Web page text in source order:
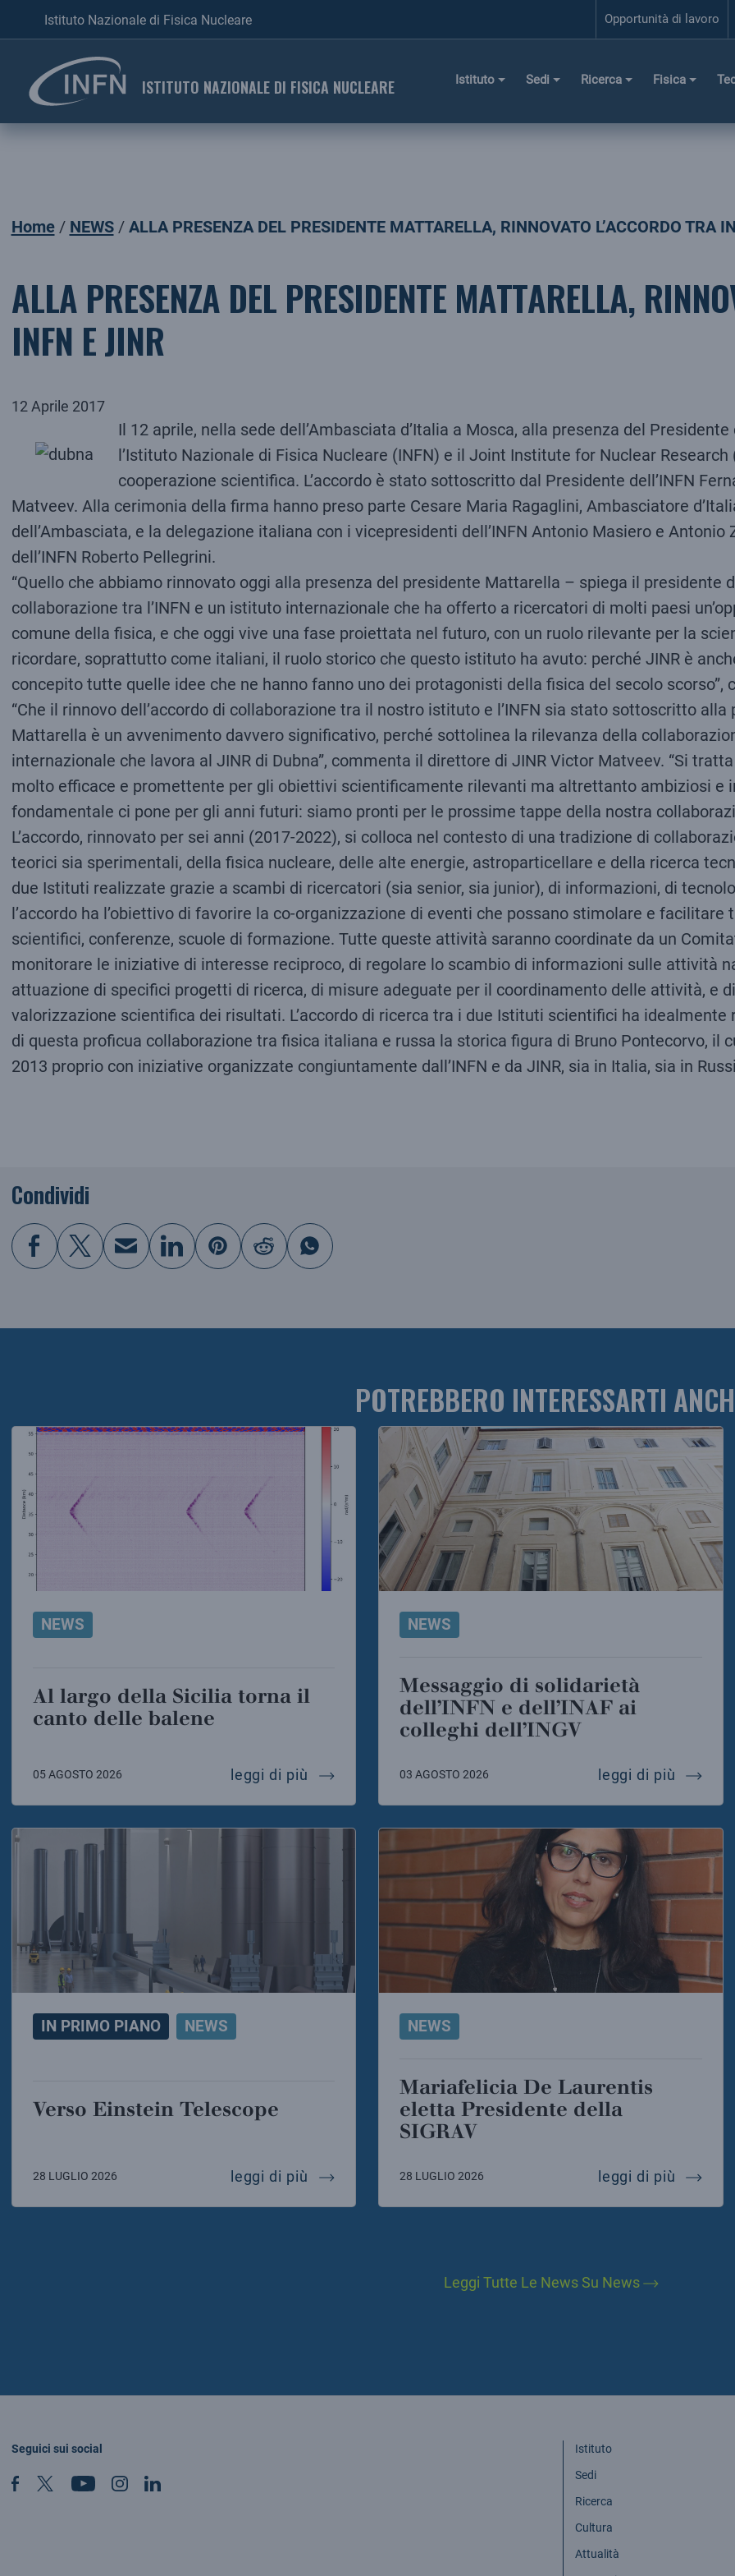
Istituto Nazionale di Fisica Nucleare Opportunità di lavoro
ISTITUTO NAZIONALE DI FISICA NUCLEARE Istituto Sedi Ricerca Fisica
Home NEWS ALLA PRESENZA DEL PRESIDENTE MATTARELLA, RINNOVATO L’ACCORDO TRA
ALLA PRESENZA DEL PRESIDENTE MATTARELLA,
INFN E JINR
12 Aprile 2017
Il 12 aprile, nella sede dell’Ambasciata d’Italia a Mosca, alla presenza del
l’Istituto Nazionale di Fisica Nucleare (INFN) e il Joint Institute for Nuclear
cooperazione scientifica. L’accordo è stato sottoscritto dal Presidente dell’INFN
Matveev. Alla cerimonia della firma hanno preso parte Cesare Maria Ragaglini, Ambasciatore
dell’Ambasciata, e la delegazione italiana con i vicepresidenti dell’INFN Antonio Masiero e
dell’INFN Roberto Pellegrini.
“Quello che abbiamo rinnovato oggi alla presenza del presidente Mattarella – spiega il presidente
collaborazione tra l’INFN e un istituto internazionale che ha offerto a ricercatori di molti paesi
comune della fisica, e che oggi vive una fase proiettata nel futuro, con un ruolo rilevante per la
ricordare, soprattutto come italiani, il ruolo storico che questo istituto ha avuto: perché JINR è
concepito tutte quelle idee che ne hanno fanno uno dei protagonisti della fisica del secolo scorso”,
“Che il rinnovo dell’accordo di collaborazione tra il nostro istituto e l’INFN sia stato sottoscritto
Mattarella è un avvenimento davvero significativo, perché sottolinea la rilevanza della
internazionale che lavora al JINR di Dubna”, commenta il direttore di JINR Victor Matveev. “Si
molto efficace e promettente per gli obiettivi scientificamente rilevanti ma altrettanto ambiziosi e
fondamentale ci pone per gli anni futuri: siamo pronti per le prossime tappe della nostra
L’accordo, rinnovato per sei anni (2017-2022), si colloca nel contesto di una tradizione di
teorici sia sperimentali, della fisica nucleare, delle alte energie, astroparticellare e della ricerca
due Istituti realizzate grazie a scambi di ricercatori (sia senior, sia junior), di informazioni, di
l’accordo ha l’obiettivo di favorire la co-organizzazione di eventi che possano stimolare e
scientifici, conferenze, scuole di formazione. Tutte queste attività saranno coordinate da un
monitorare le iniziative di interesse reciproco, di regolare lo scambio di informazioni sulle attività
attuazione di specifici progetti di ricerca, di misure adeguate per il coordinamento delle attività, e
valorizzazione scientifica dei risultati. L’accordo di ricerca tra i due Istituti scientifici ha
di questa proficua collaborazione tra fisica italiana e russa la storica figura di Bruno Pontecorvo, il
2013 proprio con iniziative organizzate congiuntamente dall’INFN e da JINR, sia in Italia, sia in
Condividi
POTREBBERO INTERESSARTI
NEWS
Al largo della Sicilia torna il
canto delle balene
05 AGOSTO 2026 leggi di più al largo della sicilia torna il canto delle balene
NEWS
Messaggio di solidarietà
dell’INFN e dell’INAF ai
colleghi dell’INGV
03 AGOSTO 2026 leggi di più
IN PRIMO PIANO NEWS
Verso Einstein Telescope
28 LUGLIO 2026 leggi di più verso einstein telescope
NEWS
Mariafelicia De Laurentis
eletta Presidente della
SIGRAV
28 LUGLIO 2026 leggi di più
Leggi Tutte Le News Su News
Seguici sui social
Istituto
Sedi
Ricerca
Cultura
Attualità